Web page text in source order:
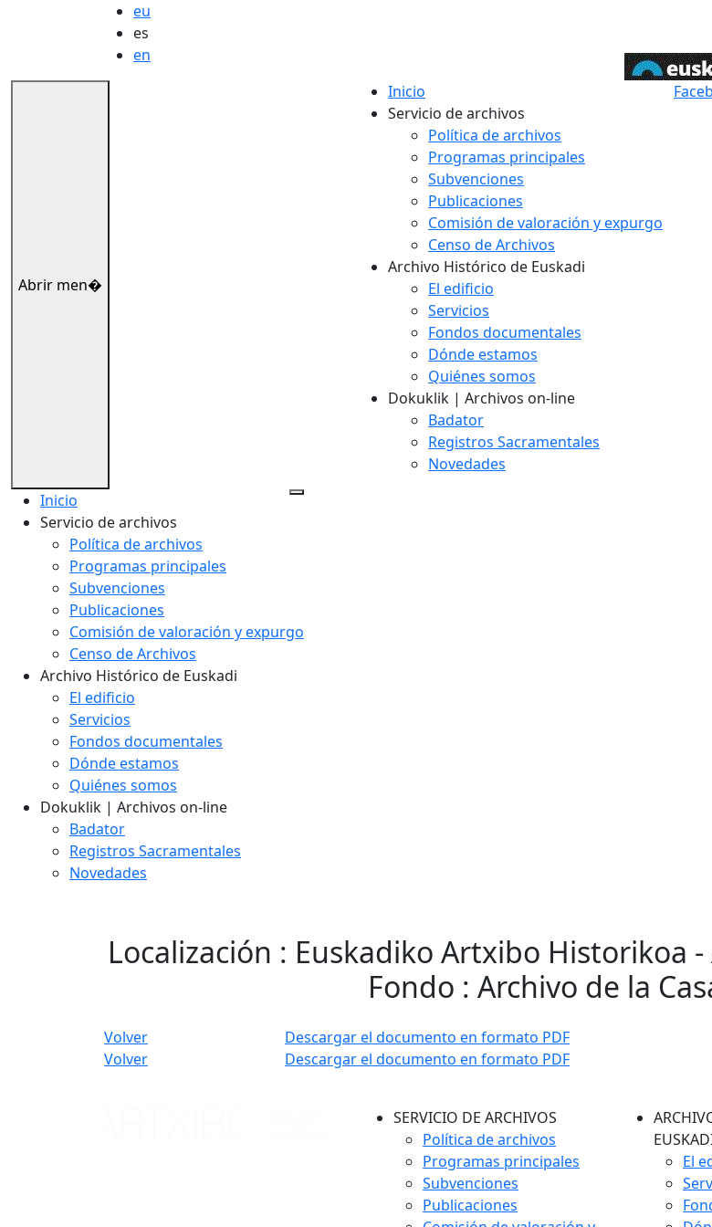
eu
es
en
Abrir men�
Inicio
Servicio de archivos
Política de archivos
Programas principales
Subvenciones
Publicaciones
Comisión de valoración y expurgo
Censo de Archivos
Archivo Histórico de Euskadi
El edificio
Servicios
Fondos documentales
Dónde estamos
Quiénes somos
Dokuklik | Archivos on-line
Badator
Registros Sacramentales
Novedades
Inicio
Servicio de archivos
Política de archivos
Programas principales
Subvenciones
Publicaciones
Comisión de valoración y expurgo
Censo de Archivos
Archivo Histórico de Euskadi
El edificio
Servicios
Fondos documentales
Dónde estamos
Quiénes somos
Dokuklik | Archivos on-line
Badator
Registros Sacramentales
Novedades
Localización : Euskadiko Artxibo Historikoa
Fondo : Archivo de la
Volver
Descargar el documento en formato PDF
Volver
Descargar el documento en formato PDF
SERVICIO DE ARCHIVOS
Política de archivos
Programas principales
Subvenciones
Publicaciones
El